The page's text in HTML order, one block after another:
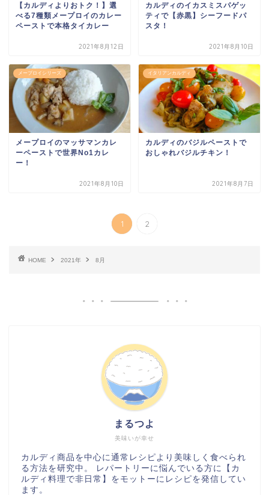
【カルディよりおトク！】選
べる7種類メープロイのカレー
ペーストで本格タイカレー
2021年8月12日
カルディのイカスミスパゲッ
ティで【赤黒】シーフードパ
スタ！
2021年8月10日
メープロイシリーズ
メープロイのマッサマンカレ
ーペーストで世界No1カレ
ー！
2021年8月10日
イタリアンカルディ
カルディのバジルペーストで
おしゃれバジルチキン！
2021年8月7日
1 2
HOME 2021年 8月
美味いが幸せ
まるつよ
カルディ商品を中心に通常レシピより美味しく食べられ
る方法を研究中。 レパートリーに悩んでいる方に【カ
ルディ料理で非日常】をモットーにレシピを発信してい
ます。